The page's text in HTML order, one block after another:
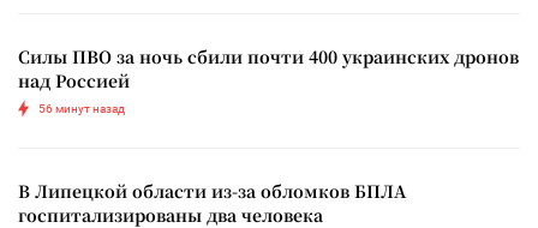
Силы ПВО за ночь сбили почти 400 украинских дронов
над Россией
56 минут назад
В Липецкой области из-за обломков БПЛА
госпитализированы два человека